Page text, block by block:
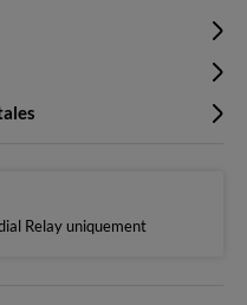
Relay uniquement